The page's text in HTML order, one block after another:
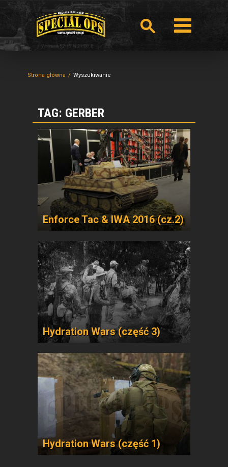
Strona główna Wyszukiwanie
TAG: GERBER
Enforce Tac & IWA 2016 (cz.2)
Hydration Wars (część 3)
Hydration Wars (część 1)